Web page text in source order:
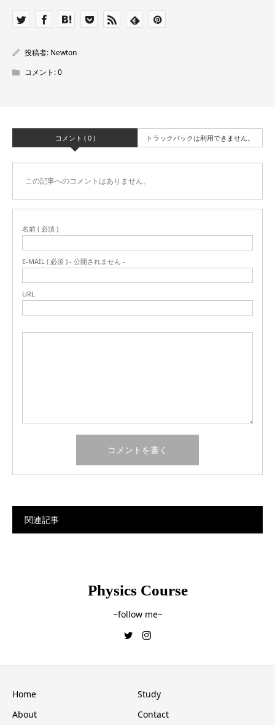
投稿者: Newton
コメント:0
コメント ( 0 ) トラックバックは利用できません。
この記事へのコメントはありません。
名前 ( 必須 )
E-MAIL ( 必須 ) - 公開されません -
URL
関連記事
Physics Course
~follow me~
Home
Study
About
Contact